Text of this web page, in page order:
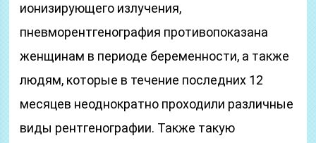
ионизирующего излучения,
пневморентгенография противопоказана
женщинам в периоде беременности, а также
людям, которые в течение последних 12
месяцев неоднократно проходили различные
виды рентгенографии. Также такую